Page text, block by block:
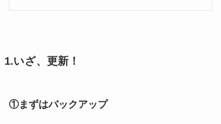
1.いざ、更新！
①まずはバックアップ